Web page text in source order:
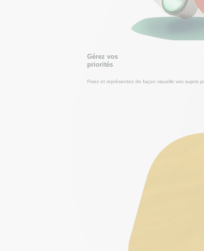
Gérez vos
priorités
Fixez et représentez de façon visuelle vos sujets